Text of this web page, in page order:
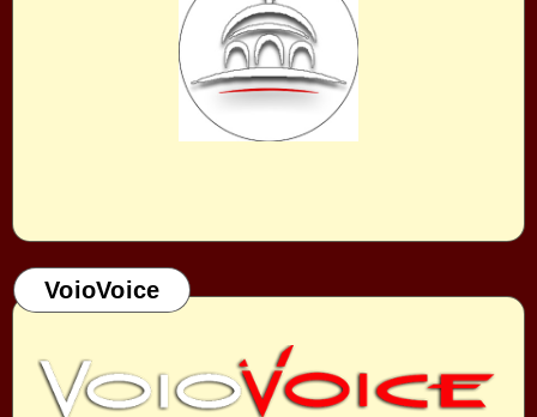
VoioVoice